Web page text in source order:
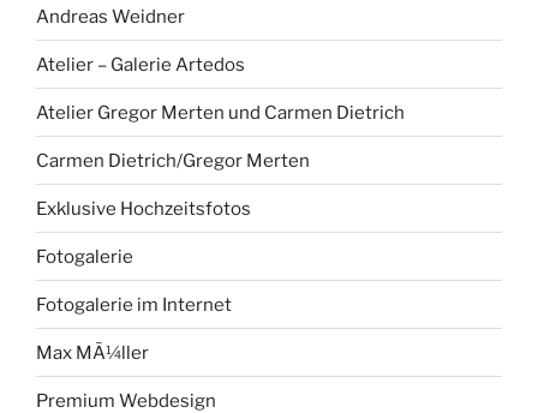
Andreas Weidner
Atelier – Galerie Artedos
Atelier Gregor Merten und Carmen Dietrich
Carmen Dietrich/Gregor Merten
Exklusive Hochzeitsfotos
Fotogalerie
Fotogalerie im Internet
Max MÃ¼ller
Premium Webdesign